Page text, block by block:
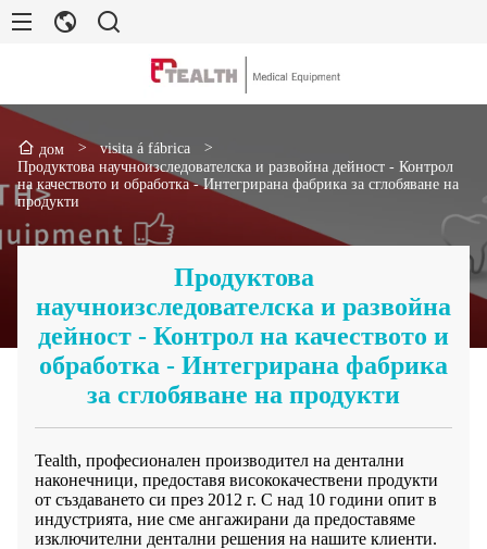
дом > visita á fábrica
>
Продуктова научноизследователска и развойна дейност - Контрол
на качеството и обработка - Интегрирана фабрика за сглобяване на
продукти
Продуктова
научноизследователска и развойна
дейност - Контрол на качеството и
обработка - Интегрирана фабрика
за сглобяване на продукти
Tealth, професионален производител на дентални
наконечници, предоставя висококачествени продукти
от създаването си през 2012 г. С над 10 години опит в
индустрията, ние сме ангажирани да предоставяме
изключителни дентални решения на нашите клиенти.